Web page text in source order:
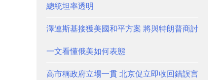
總統坦率透明
澤連斯基接獲美國和平方案 將與特朗普商討
一文看懂俄美如何表態
高市稱政府立場一貫 北京促立即收回錯誤言